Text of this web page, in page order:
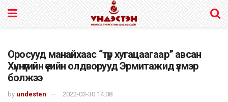
Оросууд манайхаас “түр хугацаагаар” авсан
Хүннүгийн үеийн олдворууд Эрмитажид үзмэр
болжээ
by undesten 2022-03-30 14:08